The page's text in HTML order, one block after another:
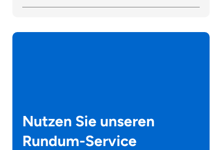
Nutzen Sie unseren
Rundum-Service